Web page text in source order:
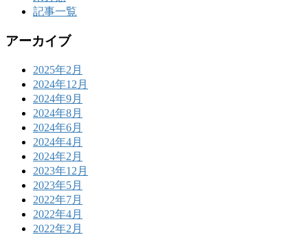
記事一覧
アーカイブ
2025年2月
2024年12月
2024年9月
2024年8月
2024年6月
2024年4月
2024年2月
2023年12月
2023年5月
2022年7月
2022年4月
2022年2月